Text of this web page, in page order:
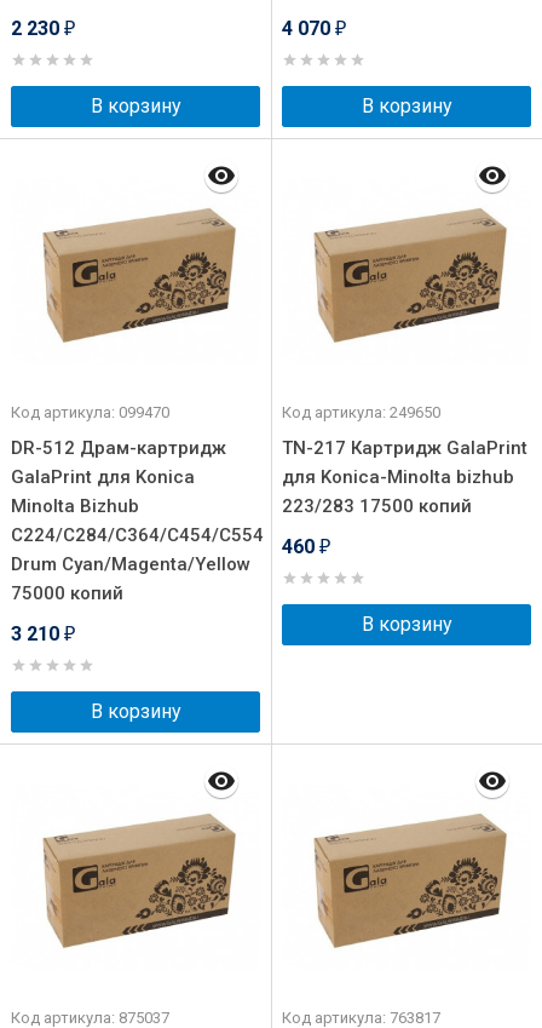
2 230 ₽
В корзину
4 070 ₽
В корзину
Код артикула: 099470
DR-512 Драм-картридж
GalaPrint для Konica
Minolta Bizhub
C224/C284/C364/C454/C554
Drum Cyan/Magenta/Yellow
75000 копий
3 210 ₽
В корзину
Код артикула: 249650
TN-217 Картридж GalaPrint
для Konica-Minolta bizhub
223/283 17500 копий
460 ₽
В корзину
Код артикула: 875037 Код артикула: 763817